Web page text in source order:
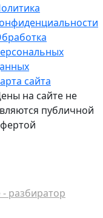
сайта
на сайте не
публичной
разбиратор